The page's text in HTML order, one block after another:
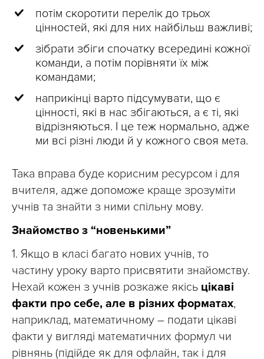
потім скоротити перелік до трьох
цінностей, які для них найбільш важливі;
зібрати збіги спочатку всередині кожної
команди, а потім порівняти їх між
командами;
наприкінці варто підсумувати, що є
цінності, які в нас збігаються, а є ті, які
відрізняються. І це теж нормально, адже
ми всі різні люди й у кожного своя мета.
Така вправа буде корисним ресурсом і для
вчителя, адже допоможе краще зрозуміти
учнів та знайти з ними спільну мову.
Знайомство з “новенькими”
1. Якщо в класі багато нових учнів, то
частину уроку варто присвятити знайомству.
Нехай кожен з учнів розкаже якісь цікаві
факти про себе, але в різних форматах,
наприклад, математичному – подати цікаві
факти у вигляді математичних формул чи
рівнянь (підійде як для офлайн, так і для